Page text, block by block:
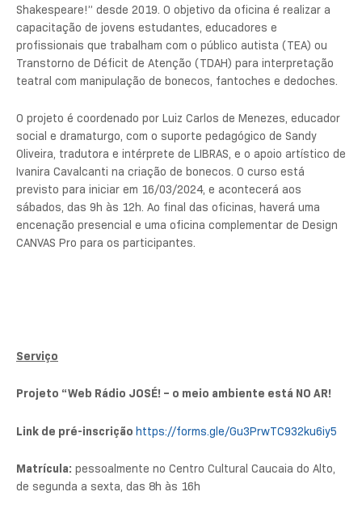
Shakespeare!” desde 2019. O objetivo da oficina é realizar a
capacitação de jovens estudantes, educadores e
profissionais que trabalham com o público autista (TEA) ou
Transtorno de Déficit de Atenção (TDAH) para interpretação
teatral com manipulação de bonecos, fantoches e dedoches.
O projeto é coordenado por Luiz Carlos de Menezes, educador
social e dramaturgo, com o suporte pedagógico de Sandy
Oliveira, tradutora e intérprete de LIBRAS, e o apoio artístico de
Ivanira Cavalcanti na criação de bonecos. O curso está
previsto para iniciar em 16/03/2024, e acontecerá aos
sábados, das 9h às 12h. Ao final das oficinas, haverá uma
encenação presencial e uma oficina complementar de Design
CANVAS Pro para os participantes.
Serviço
Projeto “Web Rádio JOSÉ! – o meio ambiente está NO AR!
Link de pré-inscrição https://forms.gle/Gu3PrwTC932ku6iy5
Matrícula: pessoalmente no Centro Cultural Caucaia do Alto,
de segunda a sexta, das 8h às 16h